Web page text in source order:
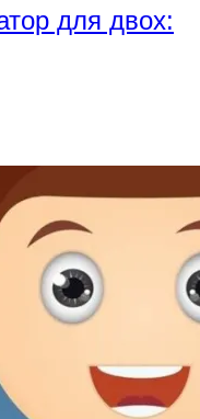
для двох: